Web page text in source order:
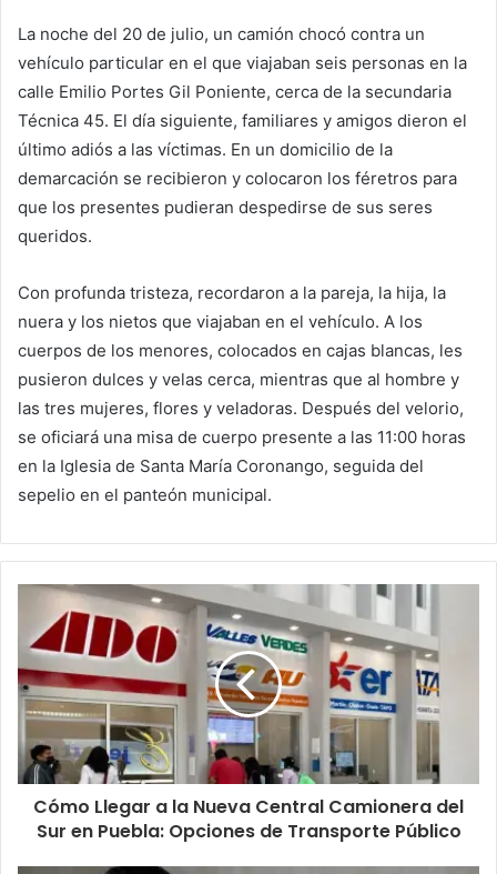
La noche del 20 de julio, un camión chocó contra un
vehículo particular en el que viajaban seis personas en la
calle Emilio Portes Gil Poniente, cerca de la secundaria
Técnica 45. El día siguiente, familiares y amigos dieron el
último adiós a las víctimas. En un domicilio de la
demarcación se recibieron y colocaron los féretros para
que los presentes pudieran despedirse de sus seres
queridos.
Con profunda tristeza, recordaron a la pareja, la hija, la
nuera y los nietos que viajaban en el vehículo. A los
cuerpos de los menores, colocados en cajas blancas, les
pusieron dulces y velas cerca, mientras que al hombre y
las tres mujeres, flores y veladoras. Después del velorio,
se oficiará una misa de cuerpo presente a las 11:00 horas
en la Iglesia de Santa María Coronango, seguida del
sepelio en el panteón municipal.
Cómo Llegar a la Nueva Central Camionera del
Sur en Puebla: Opciones de Transporte Público